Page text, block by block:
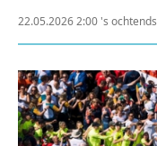
22.05.2026 2:00 's ochtends